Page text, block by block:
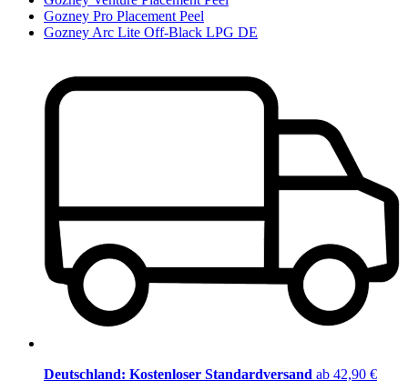
Gozney Pro Placement Peel
Gozney Arc Lite Off-Black LPG DE
Deutschland: Kostenloser Standardversand ab 42,90 €